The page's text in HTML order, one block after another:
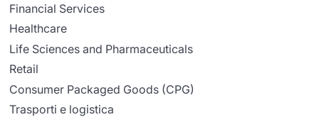
Financial Services
Healthcare
Life Sciences and Pharmaceuticals
Retail
Consumer Packaged Goods (CPG)
Trasporti e logistica